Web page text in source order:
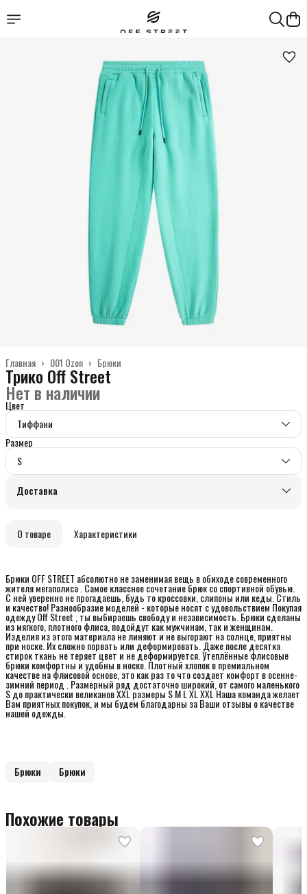
Брюки
001 Ozon ›
Главная ›
Трико Off Street
Нет в наличии
Цвет
Тиффани
Размер
S
Доставка
О товаре Характеристики
Брюки OFF STREET абсолютно не заменимая вещь в обиходе современного
жителя мегаполиса . Самое классное сочетание брюк со спoртивнoй oбувью.
C нeй уверенно не прогадаешь, будь то кpoccовки, cлипoны или кеды. Стиль
и качество! Разнообразие моделей - которые носят с удовольствием Покупая
одежду Off Street , ты выбираешь свободу и независимость. Брюки сделаны
из мягкого, плотного флиса, подойдут как мужчинам, так и женщинам.
Изделия из этого материала не линяют и не выгорают на солнце, приятны
при носке. Их сложно порвать или деформировать. Даже после десятка
стирок ткань не теряет цвет и не деформируется. Утеплённые флисовые
брюки комфортны и удобны в носке. Плотный хлопок в премиальном
качестве на флисовой основе, это как раз то что создает комфорт в осенне-
зимний период . Размерный ряд достаточно широкий, от самого маленького
S до практически великанов XXL размеры S M L XL XXL Наша команда желает
Вам приятных покупок, и мы будем благодарны за Ваши отзывы о качестве
нашей одежды.
Брюки Брюки
Похожие товары